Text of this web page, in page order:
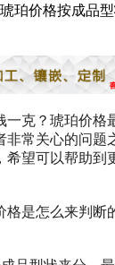
珀价格按成品
一克？琥珀价格
非常关心的问题
希望可以帮助到
是怎么来判断